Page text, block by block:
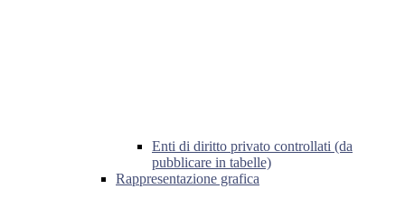
Enti di diritto privato controllati (da
pubblicare in tabelle)
Rappresentazione grafica